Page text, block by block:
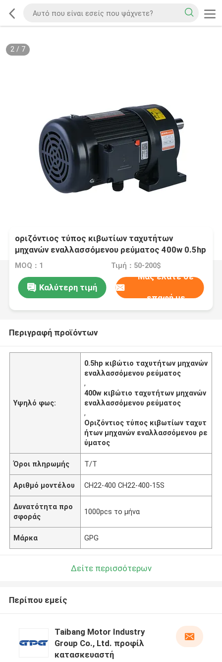
2/ 7
οριζόντιος τύπος κιβωτίων ταχυτήτων
μηχανών εναλλασσόμενου ρεύματος 400w 0.5hp
με τον τύπο CH ποδιών
MOQ：1 Τιμή：50-200$
Καλύτερη τιμή
Μας ελάτε σε
επαφή με
Περιγραφή προϊόντων
Υψηλό φως:
0.5hp κιβώτιο ταχυτήτων μηχανών
εναλλασσόμενου ρεύματος
,
400w κιβώτιο ταχυτήτων μηχανών
εναλλασσόμενου ρεύματος
,
Οριζόντιος τύπος κιβωτίων ταχυτ
ήτων μηχανών εναλλασσόμενου ρε
ύματος
Όροι πληρωμής T/T
Αριθμό μοντέλου CH22-400 CH22-400-15S
Δυνατότητα προ
σφοράς
1000pcs το μήνα
Μάρκα GPG
Δείτε περισσότερων
Περίπου εμείς
Taibang Motor Industry
Group Co., Ltd. προφίλ
κατασκευαστή